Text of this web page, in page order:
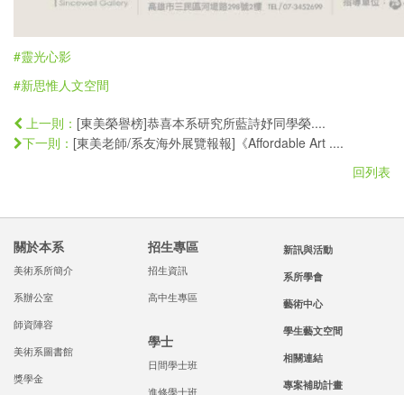
#靈光心影
#新思惟人文空間
上一則： [東美榮譽榜]恭喜本系研究所藍詩妤同學榮....
下一則： [東美老師/系友海外展覽報報]《Affordable Art ....
回列表
關於本系
美術系所簡介
系辦公室
師資陣容
美術系圖書館
獎學金
招生專區
招生資訊
高中生專區
學士
日間學士班
進修學士班
新訊與活動
系所學會
藝術中心
學生藝文空間
相關連結
專案補助計畫